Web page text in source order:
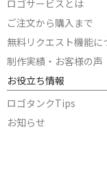
ロゴサービスとは
ご注文から購入まで
無料リクエスト機能に
制作実績・お客様の声
お役立ち情報
ロゴタンクTips
お知らせ